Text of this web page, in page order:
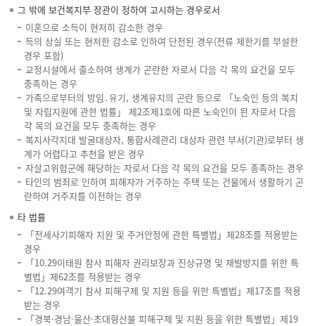
그 밖에 보건복지부 장관이 정하여 고시하는 경우로서
이혼으로 소득이 현저히 감소한 경우
득의 상실 또는 현저한 감소로 인하여 단전된 경우(전류 제한기를 부설한
경우 포함)
교정시설에서 출소하여 생계가 곤란한 자로서 다음 각 목의 요건을 모두
충족하는 경우
가족으로부터의 방임․유기, 생계유지의 곤란 등으로 「노숙인 등의 복지
및 자립지원에 관한 법률」 제2조제1호에 따른 노숙인이 된 자로서 다음
각 목의 요건을 모두 충족하는 경우
복지사각지대 발굴대상자, 통합사례관리 대상자 관련 부서(기관)로부터 생
계가 어렵다고 추천을 받은 경우
자살고위험군에 해당하는 자로서 다음 각 목의 요건을 모두 총족하는 경우
타인의 범죄로 인하여 피해자가 거주하는 주택 또는 건물에서 생활하기 곤
란하여 거주지를 이전하는 경우
타 법률
「전세사기피해자 지원 및 주거안정에 관한 특별법」제28조를 적용받는
경우
「10.29이태원 참사 피해자 권리보장과 진상규명 및 재발방지를 위한 특
별법」제62조를 적용받는 경우
「12.29여객기 참사 피해구제 및 지원 등을 위한 특별법」제17조를 적용
받는 경우
「경북·경남·울산·초대형산불 피해구제 및 지원 등을 위한 특별법」제19